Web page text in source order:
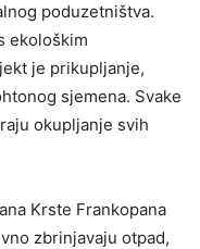
poduzetništva.
ekološkim
je prikupljanje,
sjemena. Svake
okupljanje svih
Krste Frankopana
zbrinjavaju otpad,